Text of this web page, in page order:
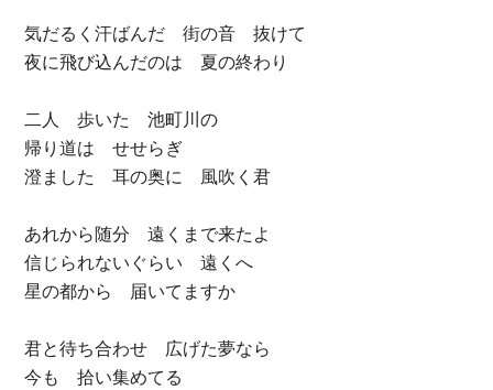
気だるく汗ばんだ 街の音 抜けて
夜に飛び込んだのは 夏の終わり
二人 歩いた 池町川の
帰り道は せせらぎ
澄ました 耳の奥に 風吹く君
あれから随分 遠くまで来たよ
信じられないぐらい 遠くへ
星の都から 届いてますか
君と待ち合わせ 広げた夢なら
今も 拾い集めてる